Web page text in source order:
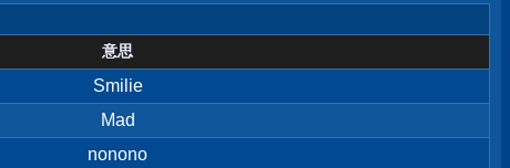
意思
Smilie
Mad
nonono